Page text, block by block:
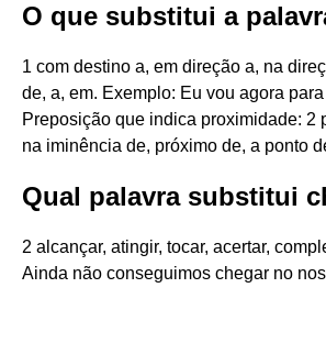
O que substitui a
1 com destino a, em direção a, na
de, a, em. Exemplo: Eu vou agora
Preposição que indica proximidade: 2
na iminência de, próximo de, a ponto
Qual palavra substitui
2 alcançar, atingir, tocar, acertar,
Ainda não conseguimos chegar no